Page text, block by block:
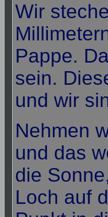
Wir
Pappe.
sein.
und wir
Nehmen
und das
die
Loch auf